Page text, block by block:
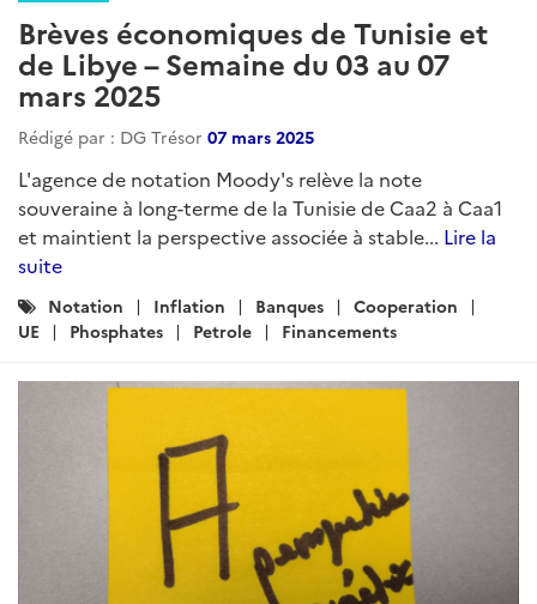
Brèves économiques de Tunisie et
de Libye – Semaine du 03 au 07
mars 2025
Rédigé par : DG Trésor 07 mars 2025
L'agence de notation Moody's relève la note
souveraine à long-terme de la Tunisie de Caa2 à Caa1
et maintient la perspective associée à stable... Lire la
suite
Catégories
:
Notation Inflation Banques
Cooperation
UE
Phosphates Petrole Financements